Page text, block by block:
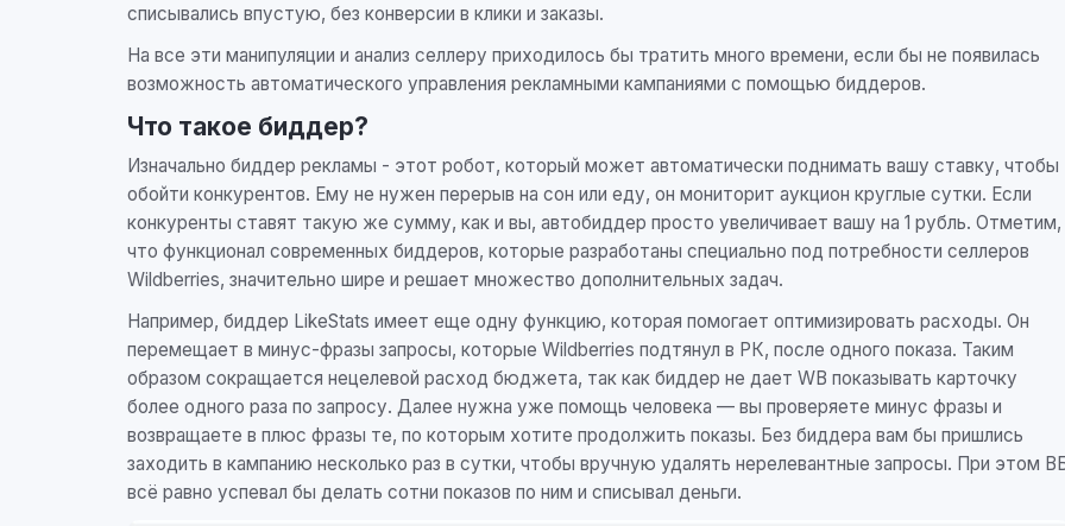
списывались впустую, без конверсии в клики и заказы.
На все эти манипуляции и анализ селлеру приходилось бы тратить много времени, если бы не появилась
возможность автоматического управления рекламными кампаниями с помощью биддеров.
Что такое биддер?
Изначально биддер рекламы - этот робот, который может автоматически поднимать вашу ставку, чтобы
обойти конкурентов. Ему не нужен перерыв на сон или еду, он мониторит аукцион круглые сутки. Если
конкуренты ставят такую же сумму, как и вы, автобиддер просто увеличивает вашу на 1 рубль. Отметим,
что функционал современных биддеров, которые разработаны специально под потребности селлеров
Wildberries, значительно шире и решает множество дополнительных задач.
Например, биддер LikeStats имеет еще одну функцию, которая помогает оптимизировать расходы. Он
перемещает в минус-фразы запросы, которые Wildberries подтянул в РК, после одного показа. Таким
образом сокращается нецелевой расход бюджета, так как биддер не дает WB показывать карточку
более одного раза по запросу. Далее нужна уже помощь человека — вы проверяете минус фразы и
возвращаете в плюс фразы те, по которым хотите продолжить показы. Без биддера вам бы пришлись
заходить в кампанию несколько раз в сутки, чтобы вручную удалять нерелевантные запросы. При этом
всё равно успевал бы делать сотни показов по ним и списывал деньги.